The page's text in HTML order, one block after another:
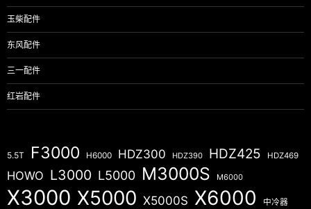
玉柴配件
东风配件
三一配件
红岩配件
5.5T F3000 H6000 HDZ300 HDZ390 HDZ425 HDZ469
HOWO L3000 L5000 M3000S M6000
X3000 X5000 X5000S X6000 中冷器